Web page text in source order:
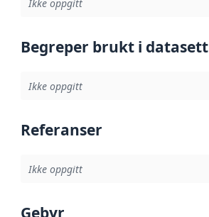
Ikke oppgitt
Begreper brukt i datasett
Ikke oppgitt
Referanser
Ikke oppgitt
Gebyr